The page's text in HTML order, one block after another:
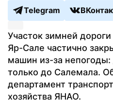
Telegram
Участок зимней
Яр-Сале частично
машин из-за
только до Салемала.
департамент
хозяйства ЯНАО.